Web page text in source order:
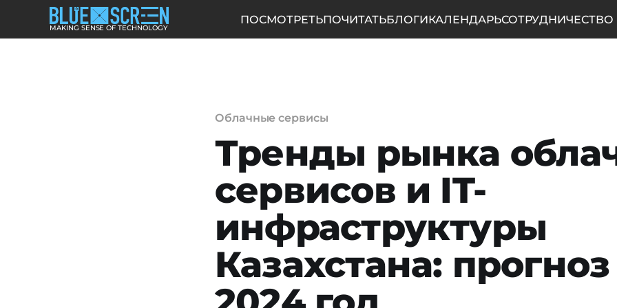
MAKING SENSE OF TECHNOLOGY
ПОСМОТРЕТЬПОЧИТАТЬБЛОГИКАЛЕНДАРЬСОТРУДНИЧЕСТВО
Облачные сервисы
Тренды рынка
сервисов и IT-
инфраструктуры
Казахстана: